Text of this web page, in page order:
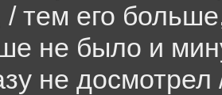
тем его
не было и
не